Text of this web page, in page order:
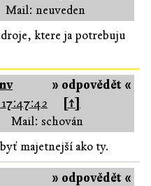
Mail: neuveden
ktere ja potrebuju
» odpovědět «
[↑]
Mail: schován
majetnejší ako ty.
» odpovědět «